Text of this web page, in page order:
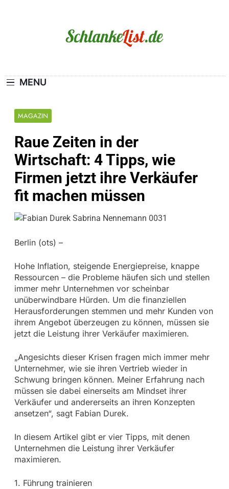
MENU
MAGAZIN
Raue Zeiten in der
Wirtschaft: 4 Tipps, wie
Firmen jetzt ihre Verkäufer
fit machen müssen
Berlin (ots) –
Hohe Inflation, steigende Energiepreise, knappe
Ressourcen – die Probleme häufen sich und stellen
immer mehr Unternehmen vor scheinbar
unüberwindbare Hürden. Um die finanziellen
Herausforderungen stemmen und mehr Kunden von
ihrem Angebot überzeugen zu können, müssen sie
jetzt die Leistung ihrer Verkäufer maximieren.
„Angesichts dieser Krisen fragen mich immer mehr
Unternehmer, wie sie ihren Vertrieb wieder in
Schwung bringen können. Meiner Erfahrung nach
müssen sie dabei einerseits am Mindset ihrer
Verkäufer und andererseits an ihren Konzepten
ansetzen“, sagt Fabian Durek.
In diesem Artikel gibt er vier Tipps, mit denen
Unternehmen die Leistung ihrer Verkäufer
maximieren.
1. Führung trainieren